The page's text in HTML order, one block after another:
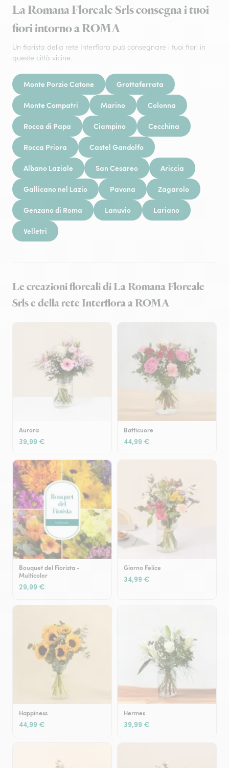
La Romana Floreale Srls consegna i tuoi
fiori intorno a ROMA
Un fiorista della rete Interflora può consegnare i tuoi fiori in
queste città vicine.
Monte Porzio Catone Grottaferrata
Monte Compatri Marino Colonna
Rocca di Papa Ciampino Cecchina
Rocca Priora Castel Gandolfo
Albano Laziale San Cesareo Ariccia
Gallicano nel Lazio Pavona Zagarolo
Genzano di Roma Lanuvio Lariano
Velletri
Le creazioni floreali di La Romana Floreale
Srls e della rete Interflora a ROMA
Aurora
39,99 €
Batticuore
44,99 €
Bouquet del Fiorista -
Multicolor
29,99 €
Giorno Felice
34,99 €
Happiness
44,99 €
Hermes
39,99 €